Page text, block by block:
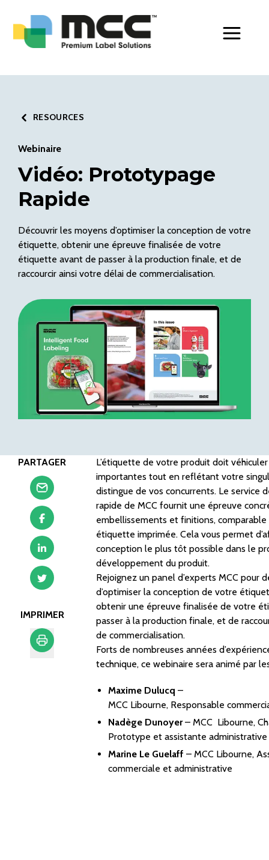
RESOURCES
Webinaire
Vidéo: Prototypage
Rapide
Découvrir les moyens d’optimiser la conception de votre
étiquette, obtenir une épreuve finalisée de votre
étiquette avant de passer à la production finale, et de
raccourcir ainsi votre délai de commercialisation.
PARTAGER
IMPRIMER
L’étiquette de votre produit doit
importantes tout en reflétant votre
distingue de vos concurrents. Le service
rapide de MCC fournit une épreuve
embellissements et finitions, comparable
étiquette imprimée. Cela vous permet
conception le plus tôt possible dans le
développement du produit.
Rejoignez un panel d’experts MCC pour
d’optimiser la conception de votre
obtenir une épreuve finalisée de votre
passer à la production finale, et de
de commercialisation.
Forts de nombreuses années
technique, ce webinaire sera animé par
Maxime Dulucq –
MCC Libourne, Responsable
Nadège Dunoyer– MCC Libourne,
Prototype et assistante administrative
Marine Le Guelaff – MCC Libourne,
commerciale et administrative